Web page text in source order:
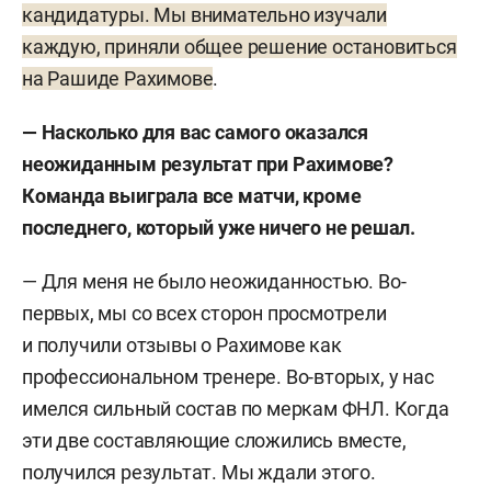
кандидатуры. Мы внимательно изучали
каждую, приняли общее решение остановиться
на Рашиде Рахимове.
— Насколько для вас самого оказался
неожиданным результат при Рахимове?
Команда выиграла все матчи, кроме
последнего, который уже ничего не решал.
— Для меня не было неожиданностью. Во-
первых, мы со всех сторон просмотрели
и получили отзывы о Рахимове как
профессиональном тренере. Во-вторых, у нас
имелся сильный состав по меркам ФНЛ. Когда
эти две составляющие сложились вместе,
получился результат. Мы ждали этого.